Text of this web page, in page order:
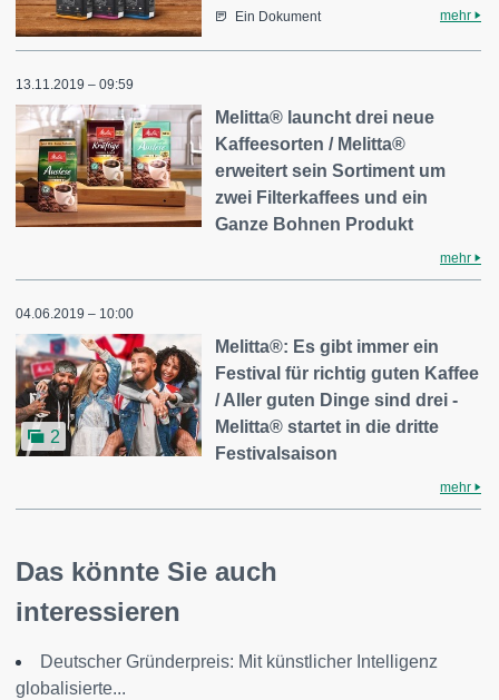
Ein Dokument mehr
13.11.2019 – 09:59
Melitta® launcht drei neue
Kaffeesorten / Melitta®
erweitert sein Sortiment um
zwei Filterkaffees und ein
Ganze Bohnen Produkt
mehr
04.06.2019 – 10:00
2
Melitta®: Es gibt immer ein
Festival für richtig guten Kaffee
/ Aller guten Dinge sind drei -
Melitta® startet in die dritte
Festivalsaison
mehr
Das könnte Sie auch
interessieren
Deutscher Gründerpreis: Mit künstlicher Intelligenz
globalisierte...